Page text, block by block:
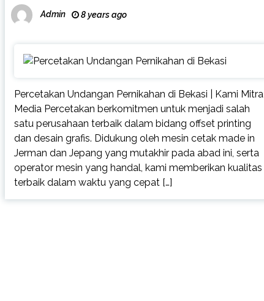
Admin 8 years ago
Percetakan Undangan Pernikahan di Bekasi | Kami Mitra
Media Percetakan berkomitmen untuk menjadi salah
satu perusahaan terbaik dalam bidang offset printing
dan desain grafis. Didukung oleh mesin cetak made in
Jerman dan Jepang yang mutakhir pada abad ini, serta
operator mesin yang handal, kami memberikan kualitas
terbaik dalam waktu yang cepat […]